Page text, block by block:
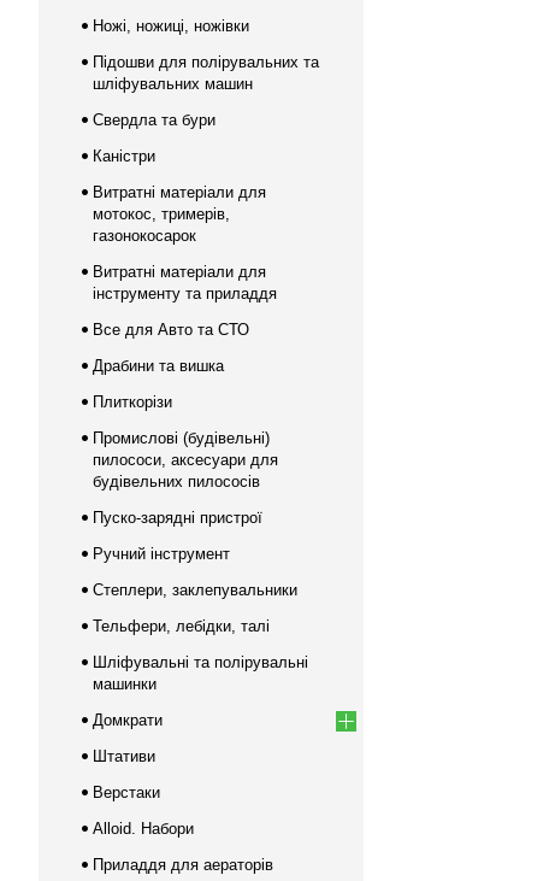
Ножі, ножиці, ножівки
Підошви для полірувальних та
шліфувальних машин
Свердла та бури
Каністри
Витратні матеріали для
мотокос, тримерів,
газонокосарок
Витратні матеріали для
інструменту та приладдя
Все для Авто та СТО
Драбини та вишка
Плиткорізи
Промислові (будівельні)
пилососи, аксесуари для
будівельних пилососів
Пуско-зарядні пристрої
Ручний інструмент
Степлери, заклепувальники
Тельфери, лебідки, талі
Шліфувальні та полірувальні
машинки
Домкрати
Штативи
Верстаки
Alloid. Набори
Приладдя для аераторів